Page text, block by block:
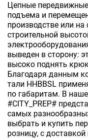
Цепные
подъема и
производстве или
строительной
выведен в сторону:
высоко поднять
Благодаря данным
тали HHBBSL
по габаритам. В
#CITY_PREP#
самых
выбрать и купить
розницу, с